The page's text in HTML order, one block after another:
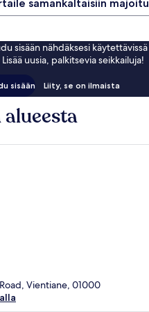
samankaltaisiin
sisään nähdäksesi
uusia, palkitsevia seikkailuja!
sisään Liity, se on ilmaista
Vientiane, 01000